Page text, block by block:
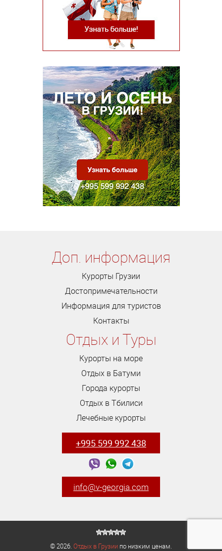
Доп. информация
Курорты Грузии
Достопримечательности
Информация для туристов
Контакты
Отдых и Туры
Курорты на море
Отдых в Батуми
Города курорты
Отдых в Тбилиси
Лечебные курорты
+995 599 992 438
info@v-georgia.com
© 2026. Отдых в Грузии по низким ценам.